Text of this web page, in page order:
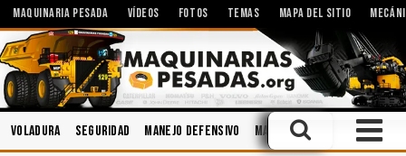
MAQUINARIA PESADA VÍDEOS FOTOS TEMAS MAPA DEL SITIO
Voladura Seguridad Manejo Defensivo Mantenimiento Minería